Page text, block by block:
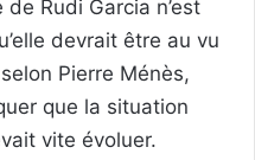
de Rudi Garcia n’est
devrait être au vu
Pierre Ménès,
que la situation
vite évoluer.